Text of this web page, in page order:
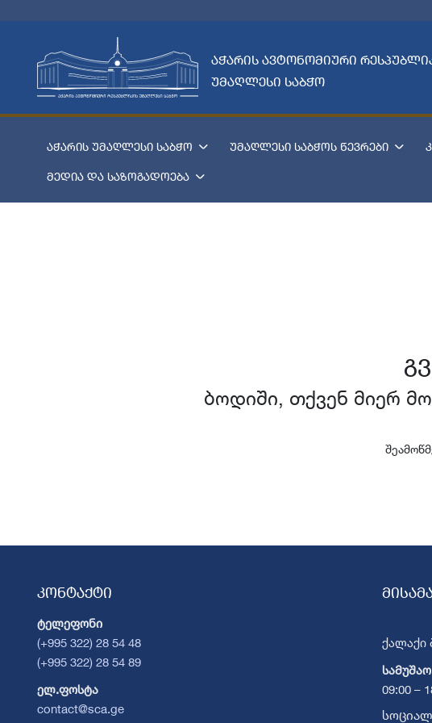
აჭარის ავტონომიური
უმაღლესი საბჭო
აჭარის უმაღლესი საბჭო უმაღლესი საბჭოს წევრები
მედია და საზოგადოება
ბოდიში, თქვენ მიერ
კონტაქტი
ტელეფონი
(+995 322) 28 54 48
(+995 322) 28 54 89
ელ.ფოსტა
contact@sca.ge
ქალაქი
09:00 –